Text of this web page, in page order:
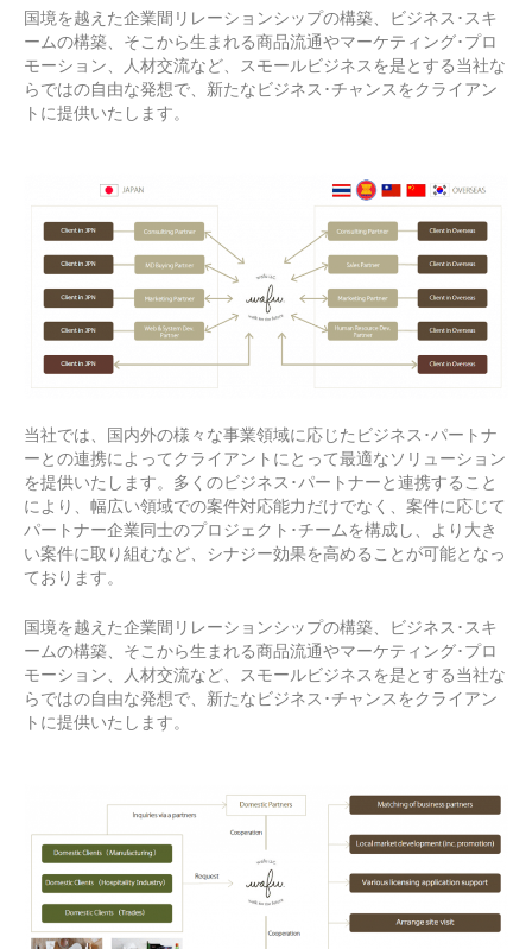
国境を越えた企業間リレーションシップの構築、ビジネス･スキ
ームの構築、そこから生まれる商品流通やマーケティング･プロ
モーション、人材交流など、スモールビジネスを是とする当社な
らではの自由な発想で、新たなビジネス･チャンスをクライアン
トに提供いたします。
当社では、国内外の様々な事業領域に応じたビジネス･パートナ
ーとの連携によってクライアントにとって最適なソリューション
を提供いたします。多くのビジネス･パートナーと連携すること
により、幅広い領域での案件対応能力だけでなく、案件に応じて
パートナー企業同士のプロジェクト･チームを構成し、より大き
い案件に取り組むなど、シナジー効果を高めることが可能となっ
ております。
国境を越えた企業間リレーションシップの構築、ビジネス･スキ
ームの構築、そこから生まれる商品流通やマーケティング･プロ
モーション、人材交流など、スモールビジネスを是とする当社な
らではの自由な発想で、新たなビジネス･チャンスをクライアン
トに提供いたします。